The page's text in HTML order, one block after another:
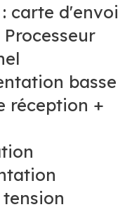
carte d'envoi
basse
réception +